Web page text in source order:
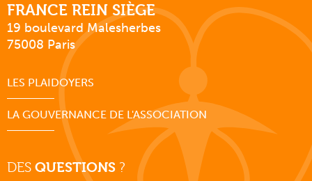
FRANCE REIN SIÈGE
19 boulevard Malesherbes
75008 Paris
LES PLAIDOYERS
LA GOUVERNANCE DE L'ASSOCIATION
DES QUESTIONS ?